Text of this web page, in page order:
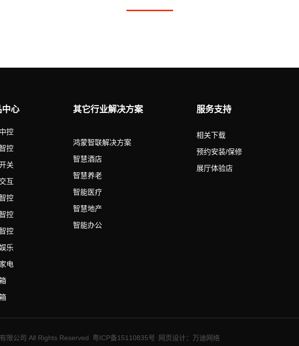
中心
控
控
关
互
控
控
控
乐
电
其它行业解决方案
鸿蒙智联解决方案
智慧酒店
智慧养老
智能医疗
智慧地产
智能办公
服务支持
相关下载
预约安装/保修
展厅体验店
限公司 All Rights Reserved 粤ICP备15110835号 网页设计：万迪网络